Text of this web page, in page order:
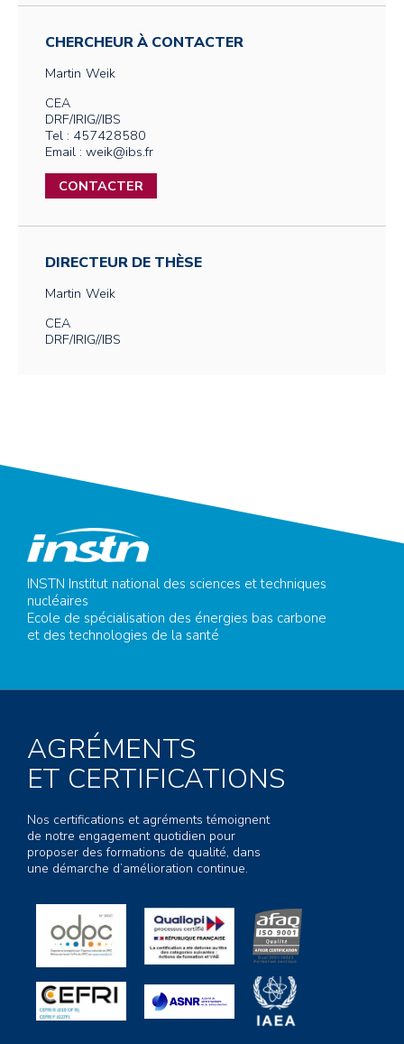
CHERCHEUR À CONTACTER
Martin Weik
CEA
DRF/IRIG//IBS
Tel : 457428580
Email : weik@ibs.fr
CONTACTER
DIRECTEUR DE THÈSE
Martin Weik
CEA
DRF/IRIG//IBS
INSTN Institut national des sciences et techniques
nucléaires
Ecole de spécialisation des énergies bas carbone
et des technologies de la santé
AGRÉMENTS
ET CERTIFICATIONS
Nos certifications et agréments témoignent
de notre engagement quotidien pour
proposer des formations de qualité, dans
une démarche d’amélioration continue.